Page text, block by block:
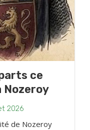
ce
Nozeroy
2026
de Nozeroy